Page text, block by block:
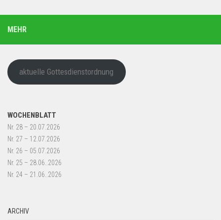
MEHR
aktuelle Gottesdienstordnung
WOCHENBLATT
Nr. 28 – 20.07.2026
Nr. 27 – 12.07.2026
Nr. 26 – 05.07.2026
Nr. 25 – 28.06..2026
Nr. 24 – 21.06..2026
ARCHIV